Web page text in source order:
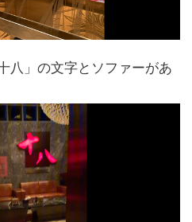
八」の文字とソファーがあ